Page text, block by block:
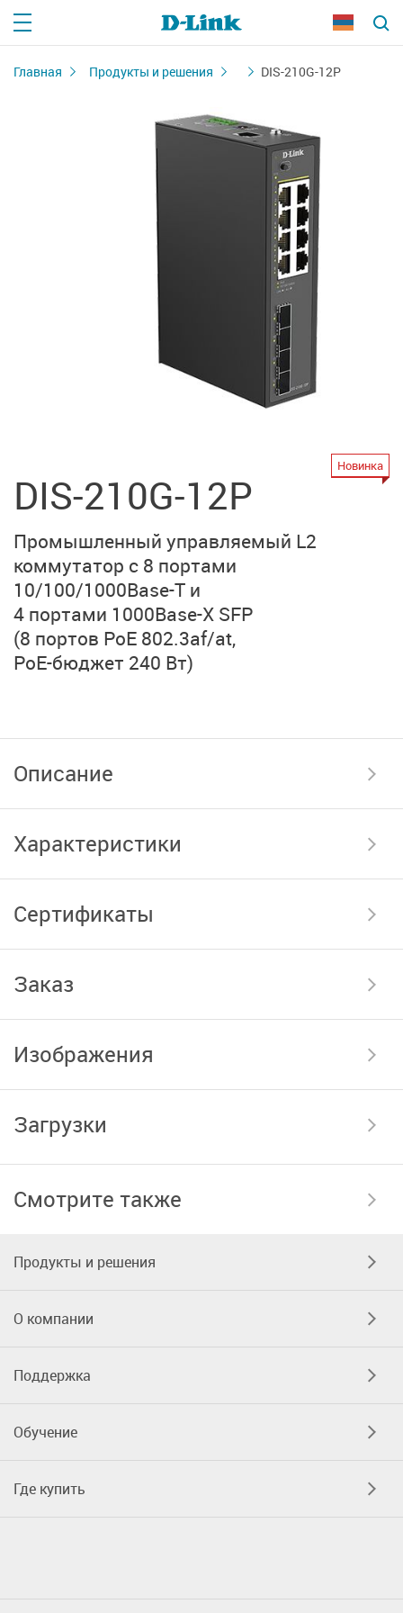
Главная Продукты и решения DIS-210G-12P
DIS-210G-12P
Новинка
Промышленный управляемый L2
коммутатор с 8 портами
10/100/1000Base-T и
4 портами 1000Base-X SFP
(8 портов PoE 802.3af/at,
PoE-бюджет 240 Вт)
Описание
Характеристики
Сертификаты
Заказ
Изображения
Загрузки
Смотрите также
Продукты и решения
О компании
Поддержка
Обучение
Где купить